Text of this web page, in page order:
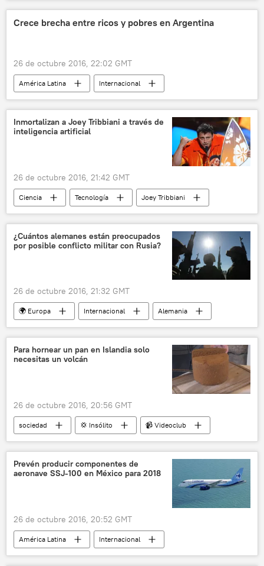
Movice
plebiscito noticias
Crece brecha entre ricos y pobres en Argentina
26 de octubre 2016, 22:02 GMT
América Latina
Internacional
Economía
Argentina
pobreza
noticias
Inmortalizan a Joey Tribbiani a través de
inteligencia artificial
26 de octubre 2016, 21:42 GMT
Ciencia Tecnología
Joey Tribbiani
Matt Leblanc
inteligencia artificial
noticias
¿Cuántos alemanes están preocupados
por posible conflicto militar con Rusia?
26 de octubre 2016, 21:32 GMT
🌍 Europa Internacional
Alemania
Rusia
noticias
Para hornear un pan en Islandia solo
necesitas un volcán
26 de octubre 2016, 20:56 GMT
sociedad 💢 Insólito
📹 Videoclub
Islandia
pan
volcanes
noticias
Prevén producir componentes de
aeronave SSJ-100 en México para 2018
26 de octubre 2016, 20:52 GMT
América Latina
Internacional
México
Interjet
Rusia